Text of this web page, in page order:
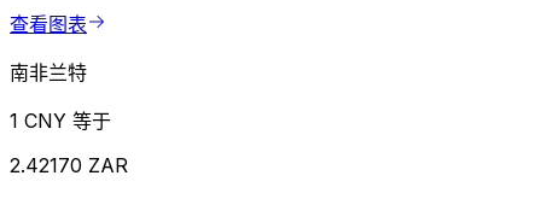
查看图表
南非兰特
1 CNY 等于
2.42170 ZAR